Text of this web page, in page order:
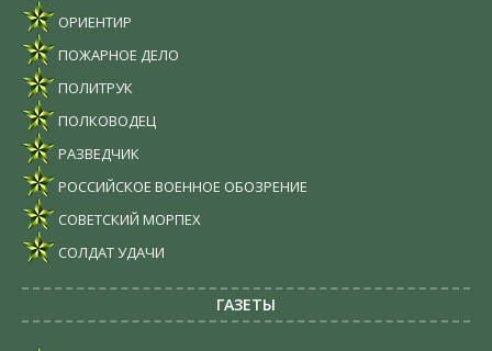
ОРИЕНТИР
ПОЖАРНОЕ ДЕЛО
ПОЛИТРУК
ПОЛКОВОДЕЦ
РАЗВЕДЧИК
РОССИЙСКОЕ ВОЕННОЕ ОБОЗРЕНИЕ
СОВЕТСКИЙ МОРПЕХ
СОЛДАТ УДАЧИ
ГАЗЕТЫ